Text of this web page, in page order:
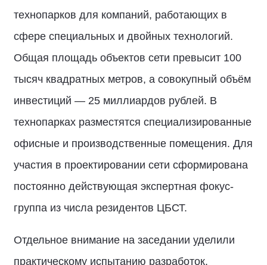
технопарков для компаний, работающих в
сфере специальных и двойных технологий.
Общая площадь объектов сети превысит 100
тысяч квадратных метров, а совокупный объём
инвестиций — 25 миллиардов рублей. В
технопарках разместятся специализированные
офисные и производственные помещения. Для
участия в проектировании сети сформирована
постоянно действующая экспертная фокус-
группа из числа резидентов ЦБСТ.
Отдельное внимание на заседании уделили
практическому испытанию разработок.